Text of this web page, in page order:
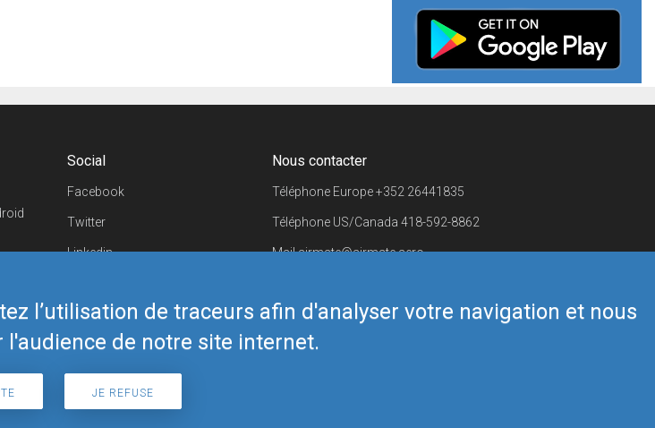
l’utilisation de traceurs afin d'analyser votre navigation et nous
de notre site internet.
JE REFUSE
Social
Facebook
Twitter
Linkedin
Telegram
Nous contacter
Téléphone Europe+352 26441835
Téléphone US/Canada 418-592-8862
Mailairmate@airmate.aero